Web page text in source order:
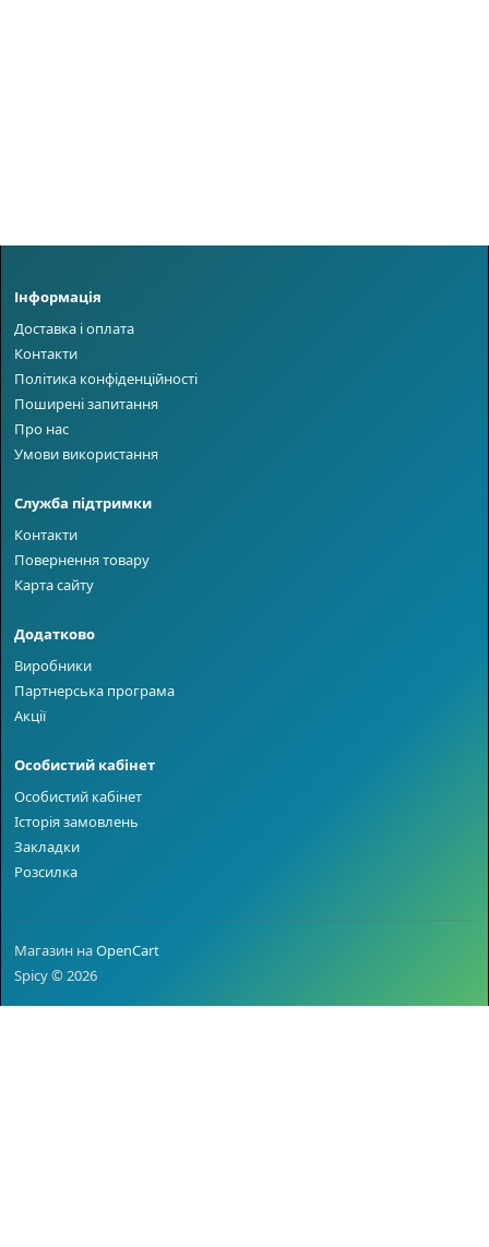
Інформація
Доставка і оплата
Контакти
Політика конфіденційності
Поширені запитання
Про нас
Умови використання
Служба підтримки
Контакти
Повернення товару
Карта сайту
Додатково
Виробники
Партнерська програма
Акції
Особистий кабінет
Особистий кабінет
Історія замовлень
Закладки
Розсилка
Магазин наOpenCart
Spicy © 2026